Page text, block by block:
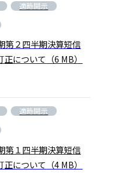
適時開示
第２四半期決算短信
正について （6 MB）
適時開示
第１四半期決算短信
正について （4 MB）